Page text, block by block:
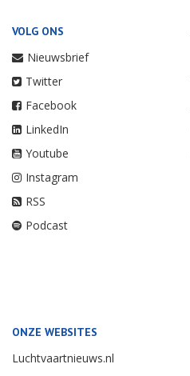
VOLG ONS
Nieuwsbrief
Twitter
Facebook
LinkedIn
Youtube
Instagram
RSS
Podcast
ONZE WEBSITES
Luchtvaartnieuws.nl